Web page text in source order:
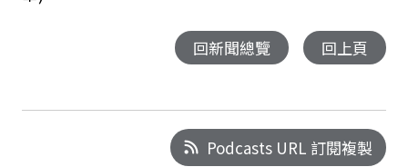
回新聞總覽 回上頁
Podcasts URL 訂閱複製